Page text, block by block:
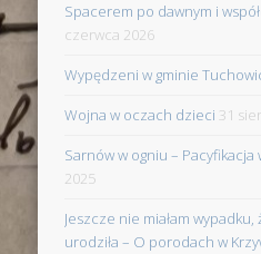
Spacerem po dawnym i
czerwca 2026
Wypędzeni w gminie
Wojna w oczach dzieci 31
Sarnów w ogniu – Pacyfikacja
2025
Jeszcze nie miałam
urodziła – O porodach w